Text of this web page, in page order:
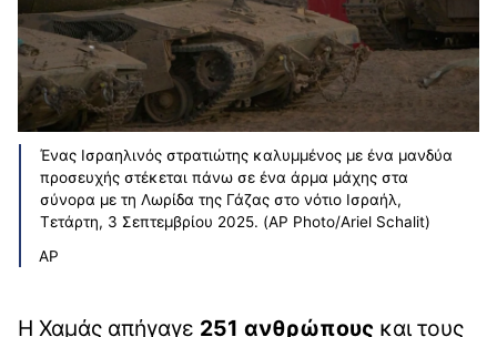
Ένας Ισραηλινός στρατιώτης καλυμμένος με ένα μανδύα
προσευχής στέκεται πάνω σε ένα άρμα μάχης στα
σύνορα με τη Λωρίδα της Γάζας στο νότιο Ισραήλ,
Τετάρτη, 3 Σεπτεμβρίου 2025. (AP Photo/Ariel Schalit)
AP
Η Χαμάς απήγαγε 251 ανθρώπους και τους